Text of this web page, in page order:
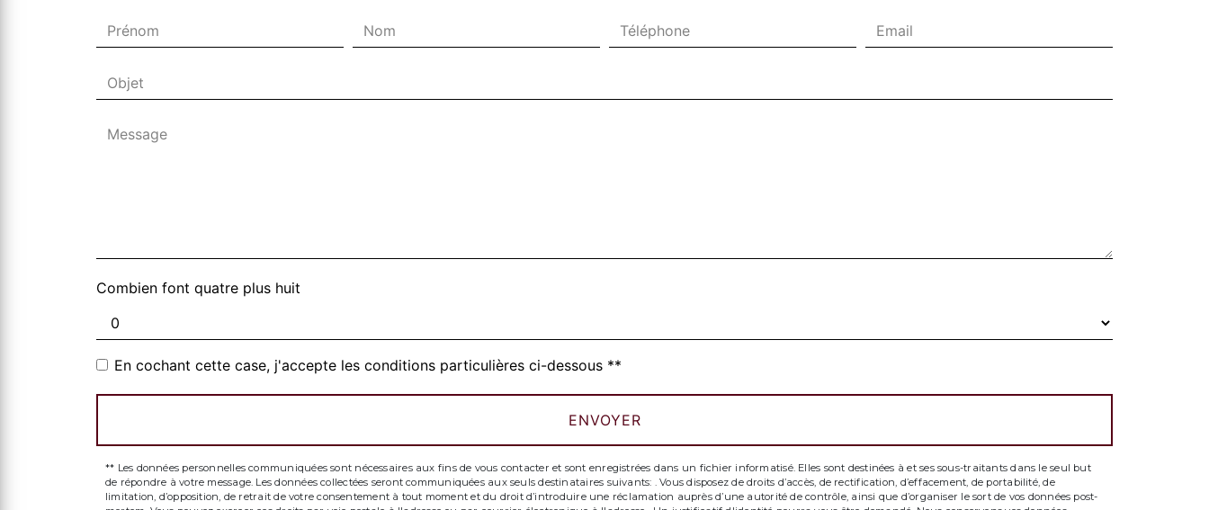
Combien font quatre plus huit
En cochant cette case, j'accepte les conditions particulières ci-dessous **
ENVOYER
** Les données personnelles communiquées sont nécessaires aux fins de vous contacter et sont enregistrées dans un fichier informatisé. Elles sont destinées à et ses sous-traitants dans le seul but
de répondre à votre message. Les données collectées seront communiquées aux seuls destinataires suivants: . Vous disposez de droits d’accès, de rectification, d’effacement, de portabilité, de
limitation, d’opposition, de retrait de votre consentement à tout moment et du droit d’introduire une réclamation auprès d’une autorité de contrôle, ainsi que d’organiser le sort de vos données post-